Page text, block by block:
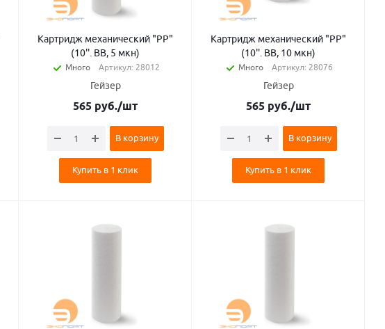
Картридж механический "PP"
(10''. BB, 5 мкн)
Много Артикул: 28012
Гейзер
565 руб./шт
В корзину
Купить в 1 клик
Картридж механический "PP"
(10''. BB, 10 мкн)
Много Артикул: 28076
Гейзер
565 руб./шт
В корзину
Купить в 1 клик